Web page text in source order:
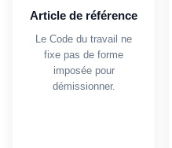
Article de référence
Le Code du travail ne
fixe pas de forme
imposée pour
démissionner.